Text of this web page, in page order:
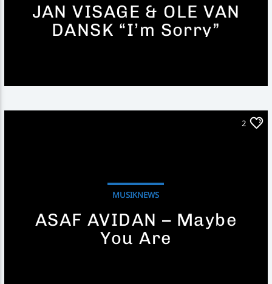
JAN VISAGE & OLE VAN
DANSK “I’m Sorry”
2
MUSIKNEWS
ASAF AVIDAN – Maybe
You Are